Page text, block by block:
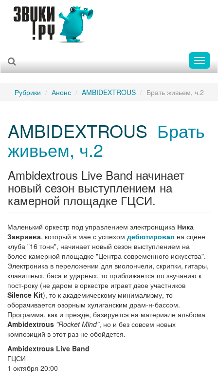
Рубрики Анонс AMBIDEXTROUS Брать живьем, ч.2
AMBIDEXTROUS Брать
живьем, ч.2
Ambidextrous Live Band начинает
новый сезон выступлением на
камерной площадке ГЦСИ.
Маленький оркестр под управлением электронщика Ника
Завриева, который в мае с успехом дебютировал на сцене
клуба "16 тонн", начинает новый сезон выступлением на
более камерной площадке "Центра современного искусства".
Электроника в переложении для виолончели, скрипки, гитары,
клавишных, баса и ударных, то приближается по звучанию к
пост-року (не даром в оркестре играет двое участников
Silence Kit), то к академическому минимализму, то
оборачивается озорным хулиганским драм-н-бассом.
Программа, как и прежде, базируется на материале альбома
Ambidextrous "Rocket Mind", но и без совсем новых
композиций в этот раз не обойдется.
Ambidextrous Live Band
ГЦСИ
1 октября 20:00